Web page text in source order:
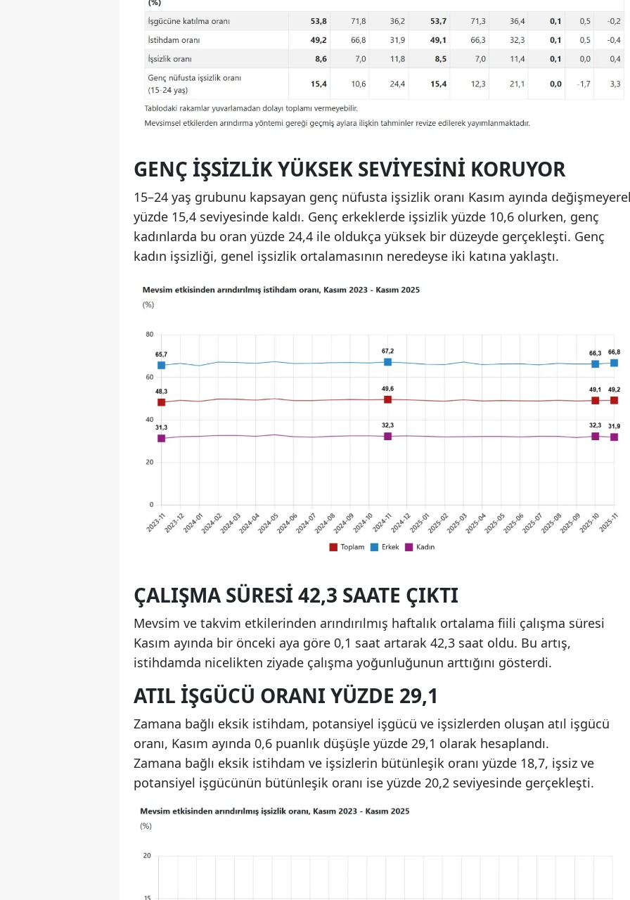
GENÇ IŞSIZLIK YÜKSEK SEVIYESINI KORUYOR
15–24 yaş grubunu kapsayan genç nüfusta işsizlik oranı Kasım ayında
yüzde 15,4 seviyesinde kaldı. Genç erkeklerde işsizlik yüzde 10,6 olurken, genç
kadınlarda bu oran yüzde 24,4 ile oldukça yüksek bir düzeyde gerçekleşti. Genç
kadın işsizliği, genel işsizlik ortalamasının neredeyse iki katına yaklaştı.
ÇALIŞMA SÜRESI 42,3 SAATE ÇIKTI
Mevsim ve takvim etkilerinden arındırılmış haftalık ortalama fiili çalışma süresi
Kasım ayında bir önceki aya göre 0,1 saat artarak 42,3 saat oldu. Bu artış,
istihdamda nicelikten ziyade çalışma yoğunluğunun arttığını gösterdi.
ATIL IŞGÜCÜ ORANI YÜZDE 29,1
Zamana bağlı eksik istihdam, potansiyel işgücü ve işsizlerden oluşan atıl işgücü
oranı, Kasım ayında 0,6 puanlık düşüşle yüzde 29,1 olarak hesaplandı.
Zamana bağlı eksik istihdam ve işsizlerin bütünleşik oranı yüzde 18,7, işsiz ve
potansiyel işgücünün bütünleşik oranı ise yüzde 20,2 seviyesinde gerçekleşti.